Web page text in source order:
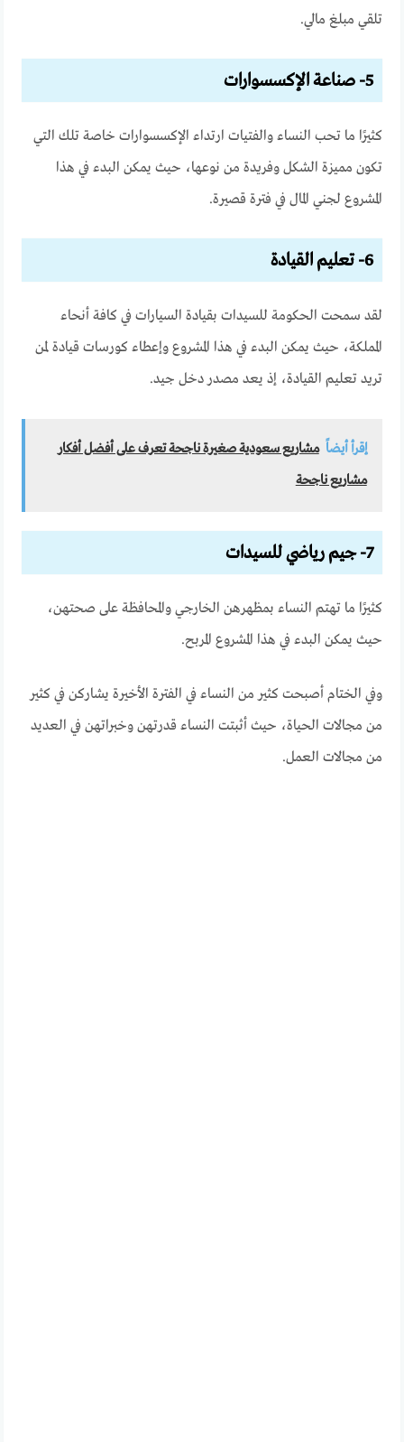
تلقي مبلغ مالي.
5- صناعة الإكسسوارات
كثيرًا ما تحب النساء والفتيات ارتداء الإكسسوارات خاصة تلك التي
تكون مميزة الشكل وفريدة من نوعها، حيث يمكن البدء في هذا
المشروع لجني المال في فترة قصيرة.
6- تعليم القيادة
لقد سمحت الحكومة للسيدات بقيادة السيارات في كافة أنحاء
المملكة، حيث يمكن البدء في هذا المشروع وإعطاء كورسات قيادة لمن
تريد تعليم القيادة، إذ يعد مصدر دخل جيد.
إقرأ أيضاً مشاريع سعودية صغيرة ناجحة تعرف على أفضل أفكار
مشاريع ناجحة
7- جيم رياضي للسيدات
كثيرًا ما تهتم النساء بمظهرهن الخارجي والمحافظة على صحتهن،
حيث يمكن البدء في هذا المشروع المربح.
وفي الختام أصبحت كثير من النساء في الفترة الأخيرة يشاركن في كثير
من مجالات الحياة، حيث أثبتت النساء قدرتهن وخبراتهن في العديد
من مجالات العمل.